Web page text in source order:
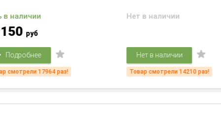
в наличии
руб
Подробнее
смотрели 17964 раз!
Нет в наличии
Нет в наличии
Товар смотрели 14210 раз!